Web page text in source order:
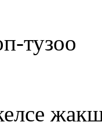
тузоо